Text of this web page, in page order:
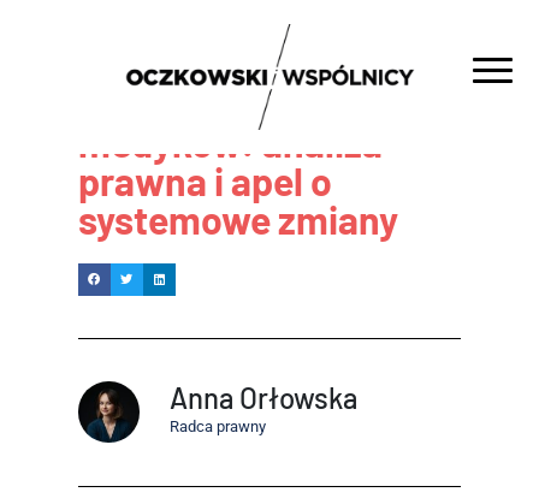
Przemoc wobec
medyków: analiza
prawna i apel o
systemowe zmiany
Anna Orłowska
Radca prawny